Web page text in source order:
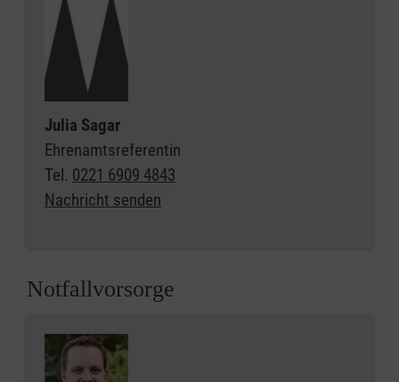
Julia Sagar
Ehrenamtsreferentin
Tel. 0221 6909 4843
Nachricht senden
Notfallvorsorge